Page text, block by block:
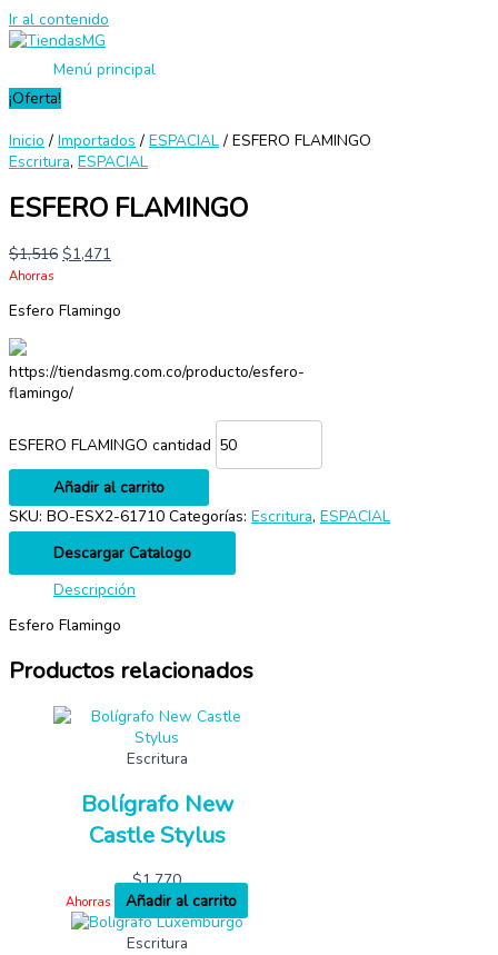
Ir al contenido
Menú principal
¡Oferta!
Inicio / Importados / ESPACIAL / ESFERO FLAMINGO
Escritura, ESPACIAL
ESFERO FLAMINGO
$1,516 $1,471
Ahorras
Esfero Flamingo
https://tiendasmg.com.co/producto/esfero-
flamingo/
ESFERO FLAMINGO cantidad
Añadir al carrito
SKU: BO-ESX2-61710 Categorías: Escritura, ESPACIAL
Descargar Catalogo
Descripción
Esfero Flamingo
Productos relacionados
Escritura
Bolígrafo New
Castle Stylus
$1,770
Ahorras
Añadir al carrito
Escritura